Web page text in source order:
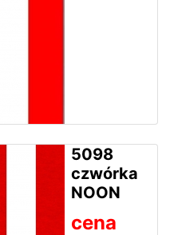
5098
czwórka
NOON
cena